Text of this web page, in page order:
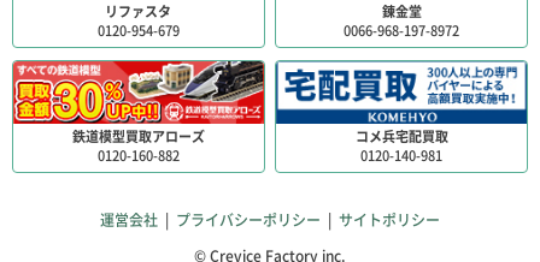
リファスタ
0120-954-679
錬金堂
0066-968-197-8972
鉄道模型買取アローズ
0120-160-882
コメ兵宅配買取
0120-140-981
運営会社 | プライバシーポリシー | サイトポリシー
© Crevice Factory inc.